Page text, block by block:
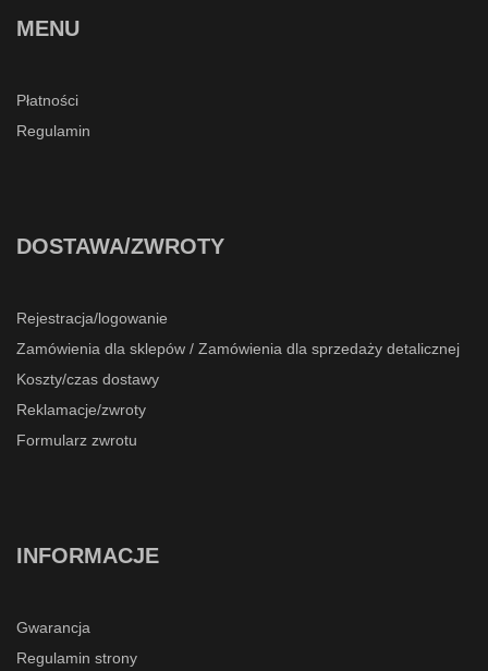
MENU
Płatności
Regulamin
DOSTAWA/ZWROTY
Rejestracja/logowanie
Zamówienia dla sklepów / Zamówienia dla sprzedaży detalicznej
Koszty/czas dostawy
Reklamacje/zwroty
Formularz zwrotu
INFORMACJE
Gwarancja
Regulamin strony